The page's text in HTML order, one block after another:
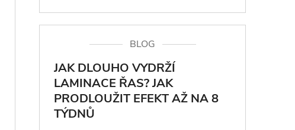
BLOG
JAK DLOUHO VYDRŽÍ
LAMINACE ŘAS? JAK
PRODLOUŽIT EFEKT AŽ NA 8
TÝDNŮ